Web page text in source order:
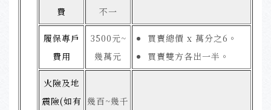
費
不一
履保專戶
費用
3500元~
幾萬元
買賣總價 x 萬分之6。
買賣雙方各出一半。
火險及地
震險(如有 幾百~幾千